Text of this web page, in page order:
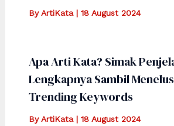
ByArtiKata | 18 August 2024
Apa Arti Kata? Simak
Lengkapnya Sambil
Trending Keywords
ByArtiKata | 18 August 2024